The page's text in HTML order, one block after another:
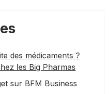
des médicaments ?
les Big Pharmas
sur BFM Business